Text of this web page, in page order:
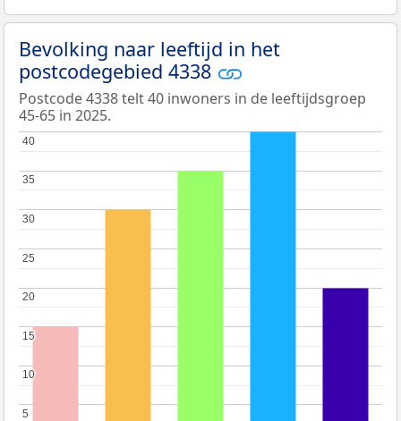
Bevolking naar leeftijd in het
postcodegebied 4338
Postcode 4338 telt 40 inwoners in de leeftijdsgroep
45-65 in 2025.
5
5
10
10
15
15
20
20
25
25
30
30
35
35
40
40